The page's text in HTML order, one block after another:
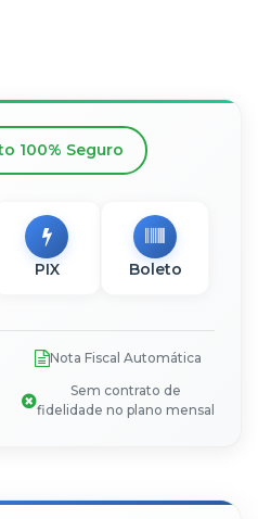
100% Seguro
PIX Boleto
Nota Fiscal Automática
Sem contrato de
fidelidade no plano mensal